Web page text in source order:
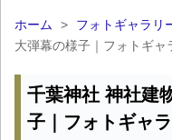
ホーム > フォトギャラリ
大弾幕の様子｜フォトギャ
千葉神社 神社建
子｜フォトギャ